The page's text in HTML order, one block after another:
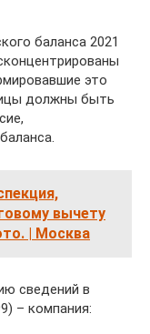
баланса 2021
это
должны быть
вычету
| Москва
сведений в
– компания: